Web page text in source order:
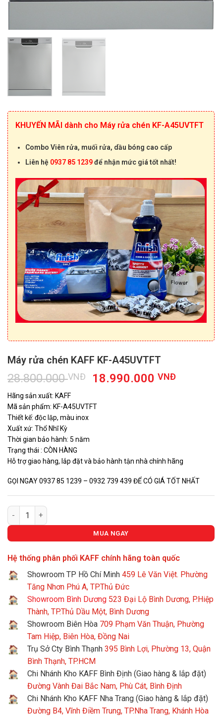
KHUYẾN MÃI dành cho Máy rửa chén KF-A45UVTFT
Combo Viên rửa, muối rửa, dầu bóng cao cấp
Liên hệ 0937 85 1239để nhận mức giá tốt nhất!
Máy rửa chén KAFF KF-A45UVTFT
28.800.000VNĐ
Giá
là:
28.800.000 VNĐ.
18.990.000VNĐGiá
Hãng sản xuất: KAFF
Mã sản phẩm: KF-A45UVTFT
Thiết kế: độc lập, màu inox
Xuất xứ: Thổ Nhĩ Kỳ
Thời gian bảo hành: 5 năm
Trạng thái : CÒN HÀNG
Hỗ trợ giao hàng, lắp đặt và bảo hành tận nhà chính hãng
GỌI NGAY 0937 85 1239 – 0932 739 439 ĐỂ CÓ GIÁ TỐT NHẤT
Máy rửa chén KAFF KF-A45UVTFT số lượng
MUA NGAY
Hệ thống phân phối KAFF chính hãng toàn quốc
Showroom TP Hồ Chí Minh 459 Lê Văn Việt. Phường
Tăng Nhơn Phú A, TP.Thủ Đức
Showroom Bình Dương 523 Đại Lộ Bình Dương, P.Hiệp
Thành, TP.Thủ Dầu Một, Bình Dương
Showroom Biên Hòa 709 Phạm Văn Thuận, Phường
Tam Hiệp, Biên Hòa, Đồng Nai
Trụ Sở Cty Bình Thạnh 395 Bình Lợi, Phường 13, Quận
Bình Thạnh, TP.HCM
Chi Nhánh Kho KAFF Bình Định (Giao hàng & lắp đặt)
Đường Vành Đai Bắc Nam, Phù Cát, Bình Định
Chi Nhánh Kho KAFF Nha Trang (Giao hàng & lắp đặt)
Đường B4, Vĩnh Điềm Trung, TP.Nha Trang, Khánh Hòa